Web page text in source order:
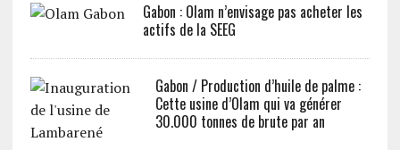
Gabon : Olam n’envisage pas acheter les
actifs de la SEEG
Gabon / Production d’huile de palme :
Cette usine d’Olam qui va générer
30.000 tonnes de brute par an